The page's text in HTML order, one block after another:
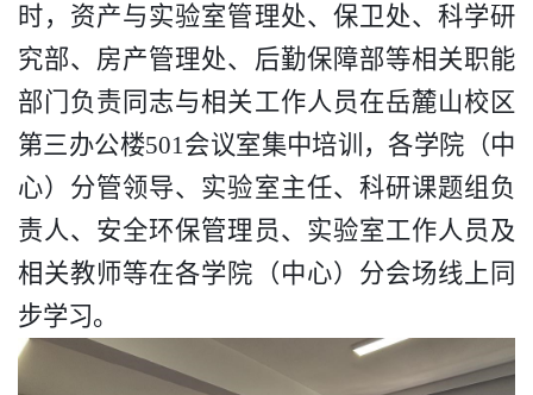
时，资产与实验室管理处、保卫处、科学研
究部、房产管理处、后勤保障部等相关职能
部门负责同志与相关工作人员在岳麓山校区
第三办公楼501会议室集中培训，各学院（中
心）分管领导、实验室主任、科研课题组负
责人、安全环保管理员、实验室工作人员及
相关教师等在各学院（中心）分会场线上同
步学习。